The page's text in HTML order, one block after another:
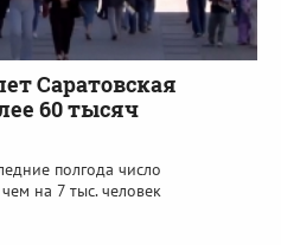
Саратовская
60 тысяч
полгода число
на 7 тыс. человек